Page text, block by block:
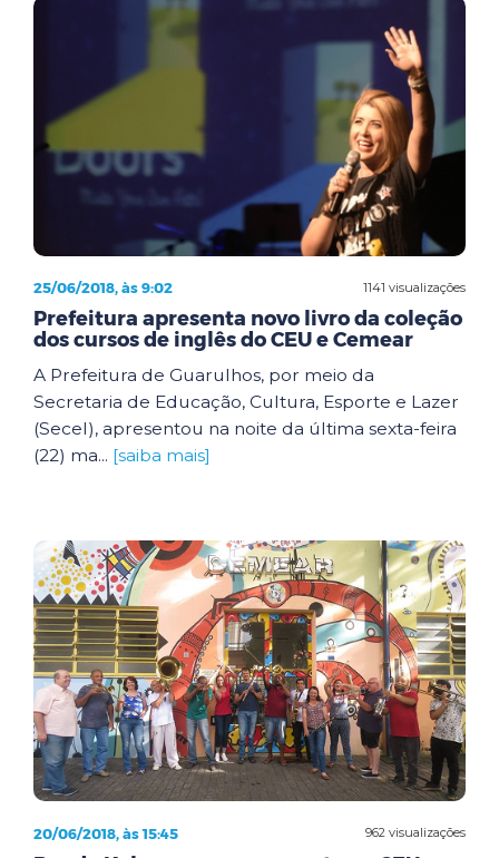
1141 visualizações
25/06/2018, às 9:02
Prefeitura apresenta novo livro da coleção
dos cursos de inglês do CEU e Cemear
A Prefeitura de Guarulhos, por meio da
Secretaria de Educação, Cultura, Esporte e Lazer
(Secel), apresentou na noite da última sexta-feira
(22) ma... [saiba mais]
962 visualizações
20/06/2018, às 15:45